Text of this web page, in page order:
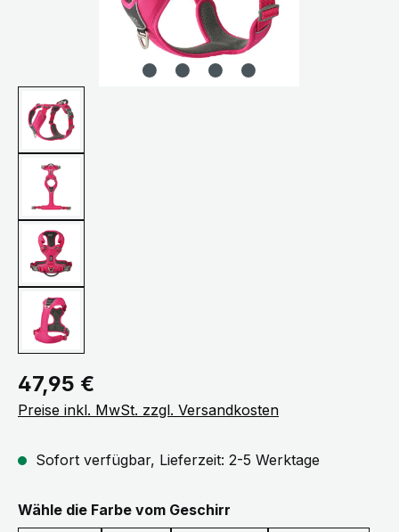
Regulärer Preis:
47,95 €
Preise inkl. MwSt. zzgl. Versandkosten
Sofort verfügbar, Lieferzeit: 2-5 Werktage
Wähle die Farbe vom Geschirr